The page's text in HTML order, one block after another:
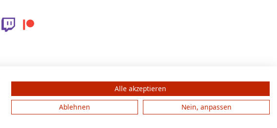
Alle akzeptieren
Ablehnen
Nein, anpassen